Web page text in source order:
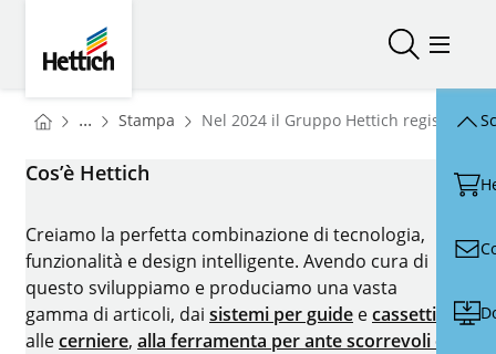
Aprire/Menu
You are here:
Homepage
... Stampa Homepage
Nel 2024 il Gruppo Hettich registra un
Cos’è Hettich
Creiamo la perfetta combinazione di tecnologia,
funzionalità e design intelligente. Avendo cura di
questo sviluppiamo e produciamo una vasta
gamma di articoli, dai sistemi per guide ecassetti
allecerniere, alla ferramenta per ante scorrevoli e